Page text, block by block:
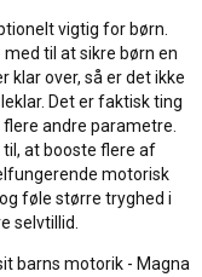
vigtig for børn.
til at sikre børn en
klar over, så er det ikke
Det er faktisk ting
andre parametre.
at booste flere af
motorisk
føle større tryghed i
selvtillid.
barns motorik - Magna